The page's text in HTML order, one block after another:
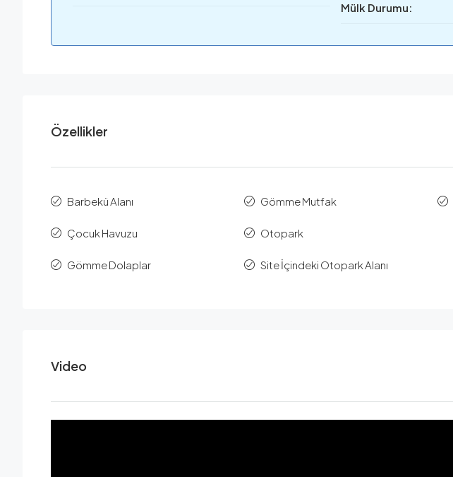
Mülk Durumu:
Özellikler
Barbekü Alanı
Çocuk Havuzu
Gömme Dolaplar
Gömme Mutfak
Otopark
Site İçindeki Otopark Alanı
Video